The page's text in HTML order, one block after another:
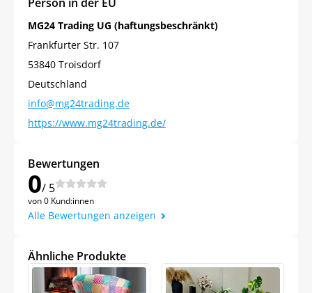
MG24 Trading UG (haftungsbeschränkt)
Frankfurter Str. 107
53840 Troisdorf
Deutschland
info@mg24trading.de
https://www.mg24trading.de/
Bewertungen
0/ 5
von 0 Kund:innen
Alle Bewertungen anzeigen
Ähnliche Produkte